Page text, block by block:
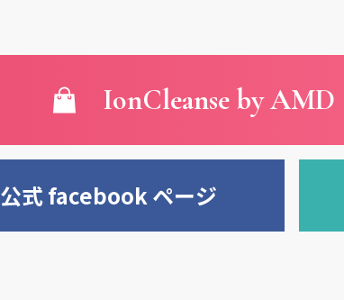
IonCleanse by AMD
公式 facebook ページ